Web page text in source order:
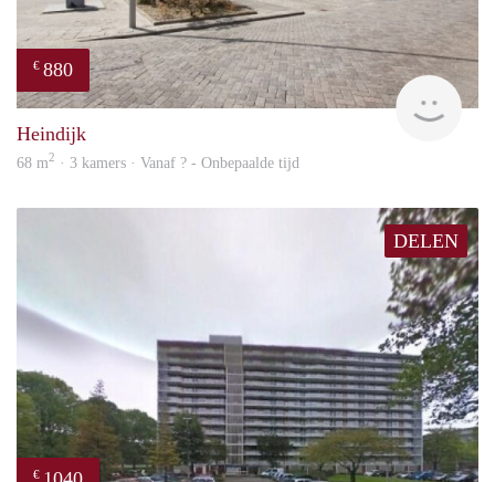
€ 880
Heindijk
68 m2 · 3 kamers · Vanaf ? - Onbepaalde tijd
DELEN
€